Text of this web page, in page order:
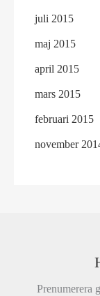
juli 2015
maj 2015
april 2015
mars 2015
februari 2015
november
Prenumerera